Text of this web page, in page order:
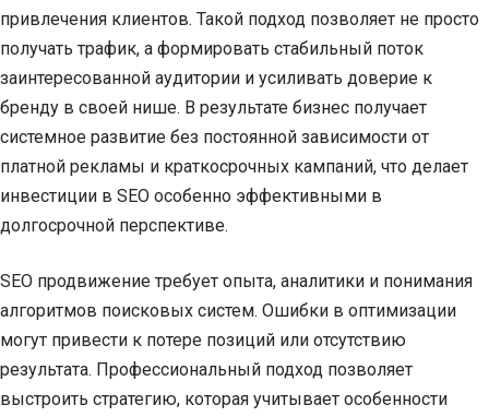
привлечения клиентов. Такой подход позволяет не просто
получать трафик, а формировать стабильный поток
заинтересованной аудитории и усиливать доверие к
бренду в своей нише. В результате бизнес получает
системное развитие без постоянной зависимости от
платной рекламы и краткосрочных кампаний, что делает
инвестиции в SEO особенно эффективными в
долгосрочной перспективе.
SEO продвижение требует опыта, аналитики и понимания
алгоритмов поисковых систем. Ошибки в оптимизации
могут привести к потере позиций или отсутствию
результата. Профессиональный подход позволяет
выстроить стратегию, которая учитывает особенности